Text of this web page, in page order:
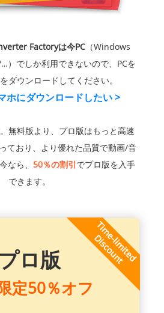
Factoryは今PC （Windows
でしか利用できないので、PCを
ダウンロードしてください。
ホにダウンロードしたい >
無料版より、プロ版はもっと高速
ており、より優れた品質で動画/音
なら、 50％の割引でプロ版を入手
できます。
プロ版
定50％オフ